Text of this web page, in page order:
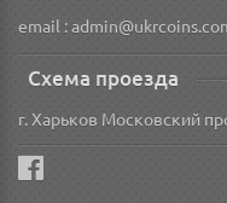
email :
Схема проезда
г. Харьков Московский